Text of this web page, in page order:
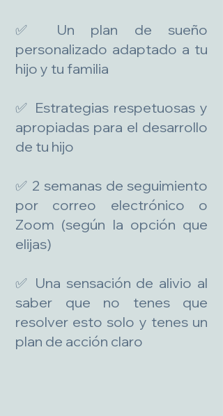
✅ Un plan de sueño
personalizado adaptado a tu
hijo y tu familia
✅ Estrategias respetuosas y
apropiadas para el desarrollo
de tu hijo
✅ 2 semanas de seguimiento
por correo electrónico o
Zoom (según la opción que
elijas)
✅ Una sensación de alivio al
saber que no tenes que
resolver esto solo y tenes un
plan de acción claro